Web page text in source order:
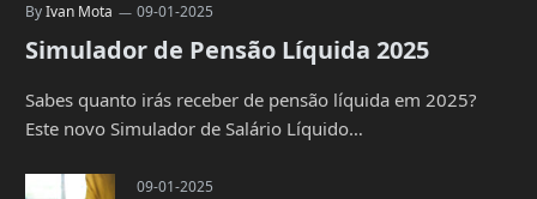
ByIvan Mota 09-01-2025
Simulador de Pensão Líquida 2025
Sabes quanto irás receber de pensão líquida em 2025?
Este novo Simulador de Salário Líquido…
09-01-2025